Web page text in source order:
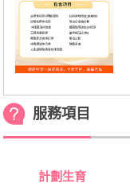
服務項目
計劃生育